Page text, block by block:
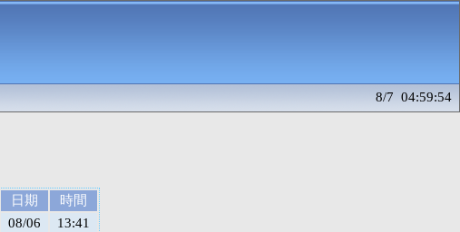
8/7 04:59:54
日期
時間
08/06 13:41